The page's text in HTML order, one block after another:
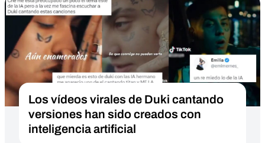
Los vídeos virales de Duki cantando
versiones han sido creados con
inteligencia artificial